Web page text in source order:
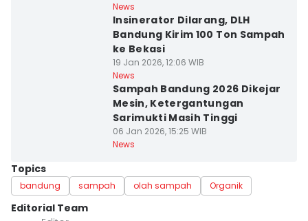
News
Insinerator Dilarang, DLH
Bandung Kirim 100 Ton Sampah
ke Bekasi
19 Jan 2026, 12:06 WIB
News
Sampah Bandung 2026 Dikejar
Mesin, Ketergantungan
Sarimukti Masih Tinggi
06 Jan 2026, 15:25 WIB
News
Topics
bandung sampah olah sampah Organik
Editorial Team